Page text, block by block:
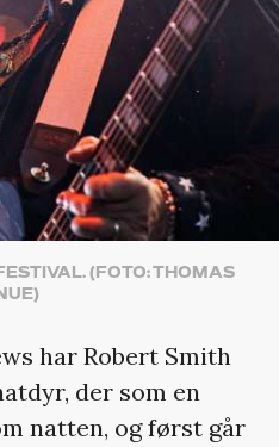
(FOTO: THOMAS
har Robert Smith
der som en
natten, og først går